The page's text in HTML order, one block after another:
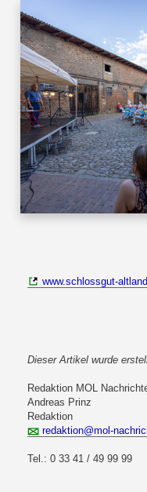
www.schlossgut-
Dieser Artikel wurde
Redaktion MOL
Andreas Prinz
Redaktion
redaktion@mol-
Tel.: 0 33 41 / 49 99 99